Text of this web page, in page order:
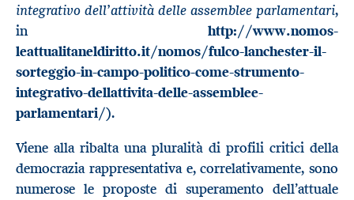
integrativo dell’attività delle assemblee parlamentari,
in http://www.nomos-
leattualitaneldiritto.it/nomos/fulco-lanchester-il-
sorteggio-in-campo-politico-come-strumento-
integrativo-dellattivita-delle-assemblee-
parlamentari/).
Viene alla ribalta una pluralità di profili critici della
democrazia rappresentativa e, correlativamente, sono
numerose le proposte di superamento dell’attuale